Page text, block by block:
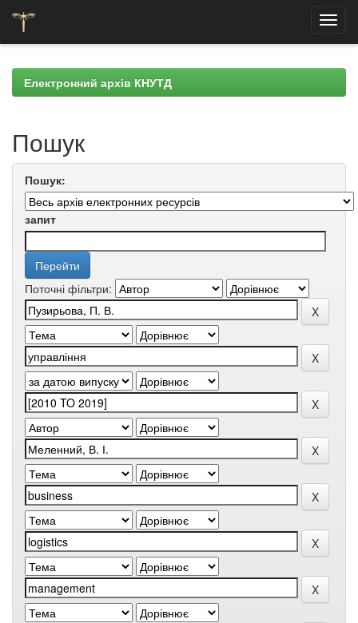
navigationЕлектронний архів КНУТД
Пошук
Пошук:
запит
Поточні фільтри: